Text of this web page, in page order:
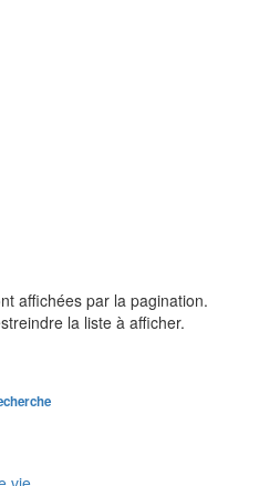
affichées par la pagination.
la liste à afficher.